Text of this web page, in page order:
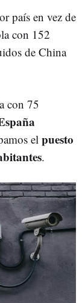
país en vez de
con 152
de China
con 75
el puesto
.